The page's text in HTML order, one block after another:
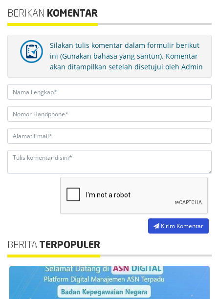
BERIKAN KOMENTAR
Silakan tulis komentar dalam formulir berikut
ini (Gunakan bahasa yang santun). Komentar
akan ditampilkan setelah disetujui oleh Admin
Kirim Komentar
BERITA TERPOPULER